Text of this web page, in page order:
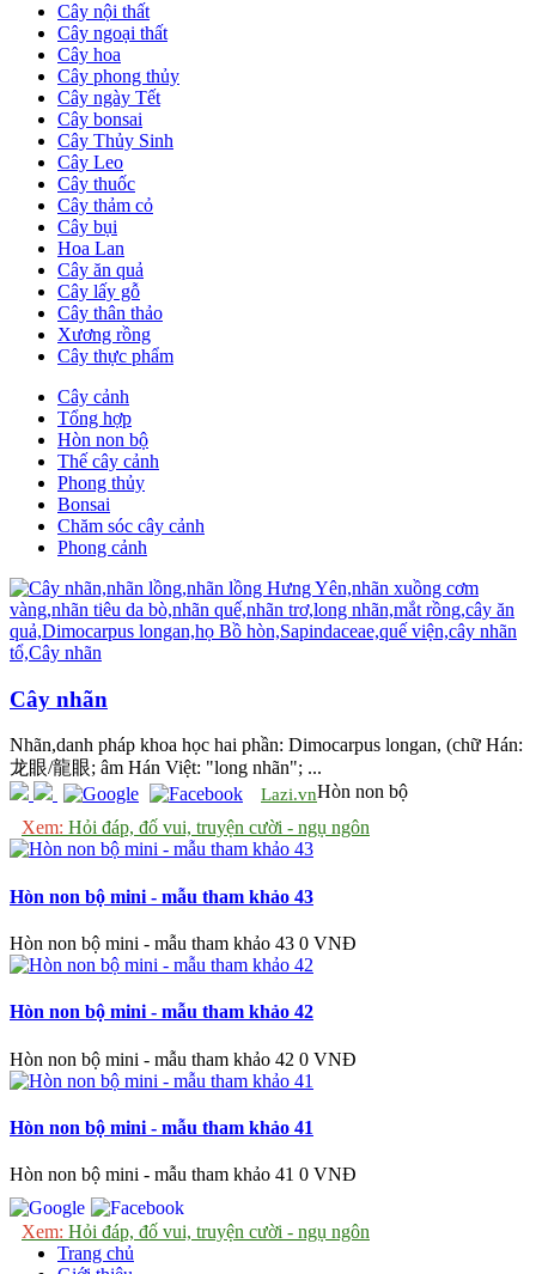
Cây nội thất
Cây ngoại thất
Cây hoa
Cây phong thủy
Cây ngày Tết
Cây bonsai
Cây Thủy Sinh
Cây Leo
Cây thuốc
Cây thảm cỏ
Cây bụi
Hoa Lan
Cây ăn quả
Cây lấy gỗ
Cây thân thảo
Xương rồng
Cây thực phẩm
Cây cảnh
Tổng hợp
Hòn non bộ
Thế cây cảnh
Phong thủy
Bonsai
Chăm sóc cây cảnh
Phong cảnh
Cây nhãn
Nhãn,danh pháp khoa học hai phần: Dimocarpus longan, (chữ Hán:
龙眼/龍眼; âm Hán Việt: "long nhãn"; ...
Lazi.vn
Xem: Hỏi đáp, đố vui, truyện cười - ngụ ngôn
Hòn non bộ
Hòn non bộ mini - mẫu tham khảo 43
Hòn non bộ mini - mẫu tham khảo 43 0 VNĐ
Hòn non bộ mini - mẫu tham khảo 42
Hòn non bộ mini - mẫu tham khảo 42 0 VNĐ
Hòn non bộ mini - mẫu tham khảo 41
Hòn non bộ mini - mẫu tham khảo 41 0 VNĐ
Xem: Hỏi đáp, đố vui, truyện cười - ngụ ngôn
Trang chủ